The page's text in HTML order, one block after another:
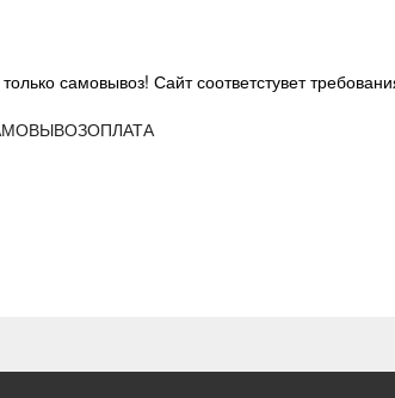
самовывоз! Сайт соответстувет
ОПЛАТА